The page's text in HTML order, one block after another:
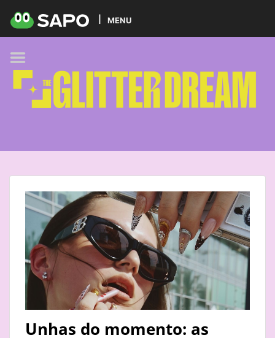
MENU
Unhas do momento: as
HOME
PODCAST
GLITTER BRANDS
KIDS
TREND
BEAUTY
PETS
MUSIC
BUSINESS